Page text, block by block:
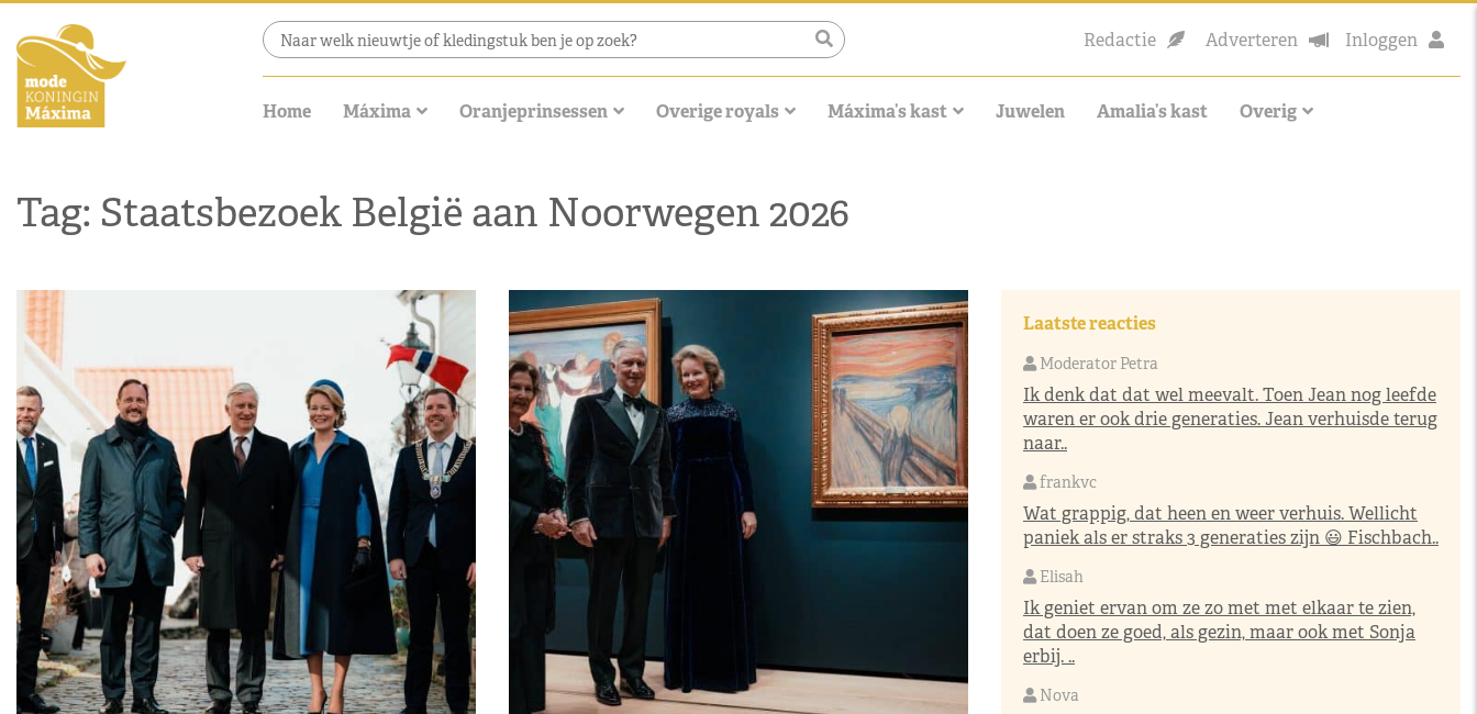
Redactie Adverteren Inloggen
Home Máxima Oranjeprinsessen Overige royals Máxima’s kast Juwelen Amalia’s kast Overig
Tag: Staatsbezoek België aan Noorwegen 2026
Laatste reacties
Moderator Petra
Ik denk dat dat wel meevalt. Toen Jean nog leefde
waren er ook drie generaties. Jean verhuisde terug
naar..
frankvc
Wat grappig, dat heen en weer verhuis. Wellicht
paniek als er straks 3 generaties zijn 😃 Fischbach..
Elisah
Ik geniet ervan om ze zo met met elkaar te zien,
dat doen ze goed, als gezin, maar ook met Sonja
erbij. ..
Nova